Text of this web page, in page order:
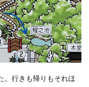
。行きも帰りもそれほ